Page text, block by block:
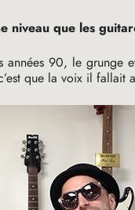
niveau que les
années 90, le
que la voix il fallait